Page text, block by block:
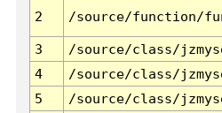
2 /source/function/
3 /source/class/
4
/source/class/
5
/source/class/